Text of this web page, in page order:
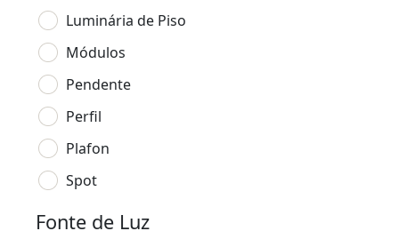
Luminária de Piso
Módulos
Pendente
Perfil
Plafon
Spot
Fonte de Luz